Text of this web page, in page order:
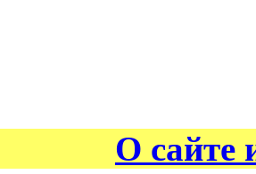
О сайте